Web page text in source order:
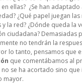
ellas? ¿Se han adaptado
¿Qué papel juegan las
la red? ¿Dónde queda la
ciudadana? Demasiadas
no tendrán la
lo tanto, pensamos que
que comentábamos al
se ha acortado sino que
mayor.